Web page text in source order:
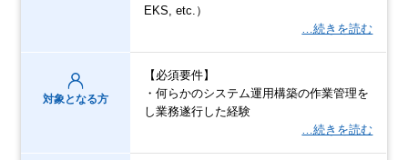
EKS, etc.）
…続きを読む
対象となる方
【必須要件】
・何らかのシステム運用構築の作業管理を
し業務遂行した経験
…続きを読む